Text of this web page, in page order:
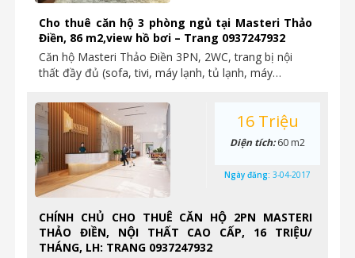
Cho thuê căn hộ 3 phòng ngủ tại Masteri Thảo
Điền, 86 m2,view hồ bơi – Trang 0937247932
Căn hộ Masteri Thảo Điền 3PN, 2WC, trang bị nội
thất đầy đủ (sofa, tivi, máy lạnh, tủ lạnh, máy…
CHÍNH CHỦ CHO THUÊ CĂN HỘ 2PN MASTERI
THẢO ĐIỀN, NỘI THẤT CAO CẤP, 16 TRIỆU/
THÁNG, LH: TRANG 0937247932
16 Triệu
Diện tích:60 m2
Ngày đăng: 3-04-2017